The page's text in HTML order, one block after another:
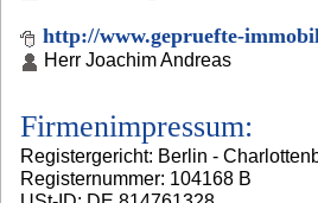
http://www.gepruefte-
Herr Joachim Andreas
Firmenimpressum:
Registergericht: Berlin -
Registernummer: 104168 B